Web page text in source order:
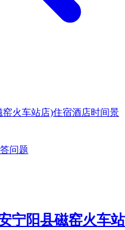
窑火车站店)住宿酒店时间景
问题
宁阳县磁窑火车站